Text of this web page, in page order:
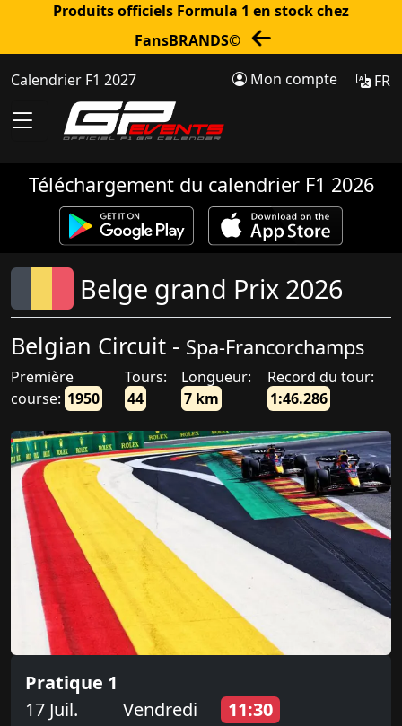
Produits officiels Formula 1 en stock chez
FansBRANDS©
Calendrier F1 2027 Mon compte FR
Téléchargement du calendrier F1 2026
Belge grand Prix 2026
Belgian Circuit - Spa-Francorchamps
Première
course: 1950
Tours:
44
Longueur:
7 km
Record du tour:
1:46.286
Pratique 1
17 Juil.
Vendredi 11:30